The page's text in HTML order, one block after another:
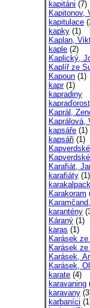
kapitáni (7)
Kapitonov,
kapitulace
kapky (1)
Kaplan,
kaple (2)
Kaplický,
Kaplíř ze
Kapoun (1)
kapr(1)
kapradiny
Kaprál,
Kaprálová,
kapsáře (1)
kapsáři (1)
Kapverdské
Karafiát,
karafiáty (1)
Karakoram
karantény
Káraný (1)
karas (1)
Karásek
Karásek
Karásek,
Karásek,
karate (4)
karavaning
karavany
karbaníci